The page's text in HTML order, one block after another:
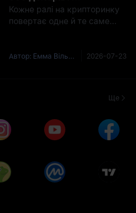
Математика каже «ні»
— і ось чому
Кожне ралі на крипторинку
повертає одне й те саме
одна з найпопулярніших у
Автор: Емма Вільямс (Emma Williams) 2026-07-23
Ще